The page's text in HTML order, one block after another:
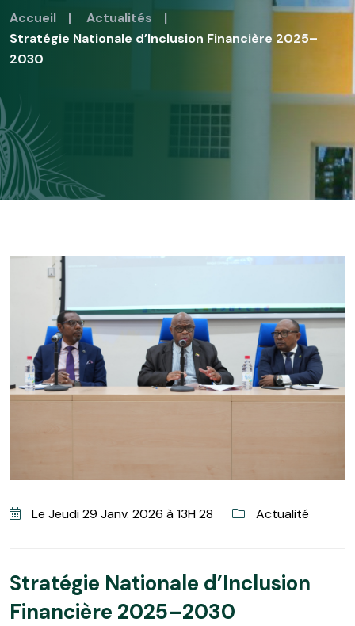
Accueil | Actualités
|
Stratégie Nationale d’Inclusion Financière 2025–
2030
Le Jeudi 29 Janv. 2026 à 13H 28 Actualité
Stratégie Nationale d’Inclusion
Financière 2025–2030